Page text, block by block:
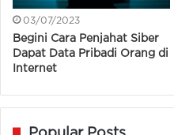
03/07/2023
Begini Cara Penjahat Siber
Dapat Data Pribadi Orang di
Internet